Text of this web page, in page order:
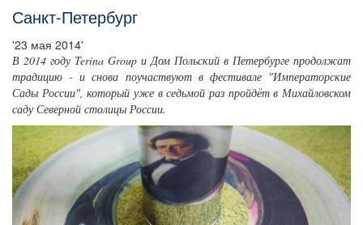
Санкт-Петербург
'23 мая 2014'
В 2014 году Terina Group и Дом Польский в Петербурге продолжат
традицию - и снова поучаствуют в фестивале "Императорские
Сады России", который уже в седьмой раз пройдёт в Михайловском
саду Северной столицы России.